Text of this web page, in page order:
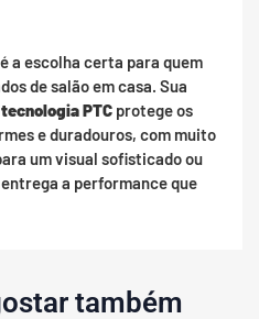
é a escolha certa para quem
de salão em casa. Sua
tecnologia PTC protege os
e duradouros, com muito
um visual sofisticado ou
a performance que
também